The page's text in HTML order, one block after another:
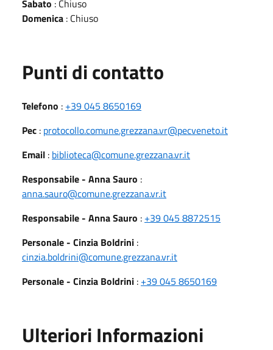
Sabato : Chiuso
Domenica : Chiuso
Punti di contatto
Telefono : +39 045 8650169
Pec : protocollo.comune.grezzana.vr@pecveneto.it
Email : biblioteca@comune.grezzana.vr.it
Responsabile - Anna Sauro :
anna.sauro@comune.grezzana.vr.it
Responsabile - Anna Sauro : +39 045 8872515
Personale - Cinzia Boldrini :
cinzia.boldrini@comune.grezzana.vr.it
Personale - Cinzia Boldrini : +39 045 8650169
Ulteriori Informazioni